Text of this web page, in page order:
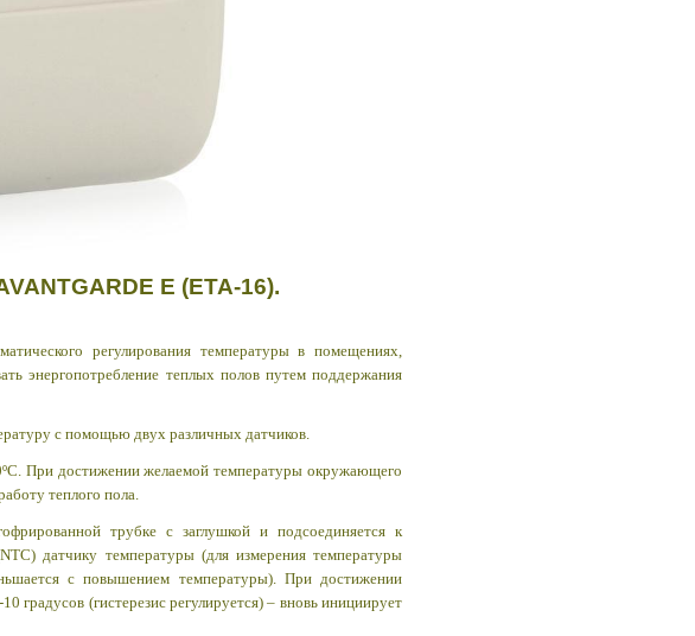
E (ETA-16).
регулирования температуры в помещениях,
энергопотребление теплых полов путем поддержания
с помощью двух различных датчиков.
При достижении желаемой температуры окружающего
теплого пола.
трубке с заглушкой и подсоединяется к
датчику температуры (для измерения температуры
с повышением температуры). При достижении
градусов (гистерезис регулируется) – вновь инициирует